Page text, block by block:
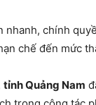
chính
chế đến mức
tỉnh Quảng Nam